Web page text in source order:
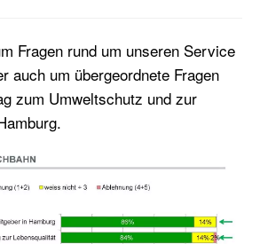
Fragen rund um unseren Service
auch um übergeordnete Fragen
zum Umweltschutz und zur